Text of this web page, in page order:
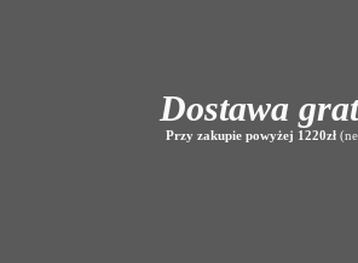
Dostawa
Przy zakupie powyżej 1220zł